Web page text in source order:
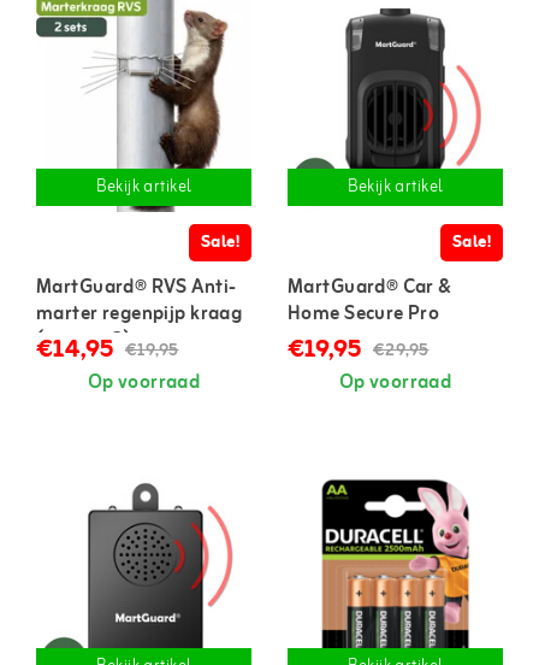
Bekijk artikel
Sale!
MartGuard® RVS Anti-
marter regenpijp kraag
(set van 2)
€14,95 €19,95
Op voorraad
Bekijk artikel
Sale!
MartGuard® Car &
Home Secure Pro
marterverjager voor in
auto en huis
€19,95 €29,95
Op voorraad